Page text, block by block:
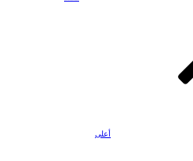
أعلى